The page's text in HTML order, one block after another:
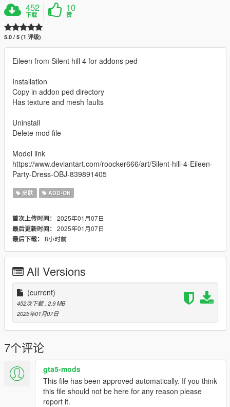
452
下载
10
赞
5.0 / 5 (1 评级)
Eileen from Silent hill 4 for addons ped
Installation
Copy in addon ped directory
Has texture and mesh faults
Uninstall
Delete mod file
Model link
https://www.deviantart.com/roocker666/art/Silent-hill-4-Eileen-
Party-Dress-OBJ-839891405
皮肤 ADD-ON
首次上传时间： 2025年01月07日
最后更新时间： 2025年01月07日
最后下载： 8小时前
All Versions
(current)
452次下载 , 2.9 MB
2025年01月07日
7个评论
gta5-mods
This file has been approved automatically. If you think
this file should not be here for any reason please
report it.